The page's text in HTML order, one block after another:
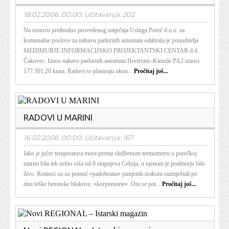
18.02.2006. 00:00; Učitavanja: 202
Na osnovu prethodno provedenog natječaja Usluga Poreč d.o.o. za
komunalne poslove za nabavu parkirnih automata odabrala je ponuditelja
MEĐIMURJE INFORMACIJSKO PROJEKTANTSKI CENTAR d.d.
Čakovec. Iznos nabave parkirnih automata Hectronic-Kienzle PA2 iznosi
177.301,20 kuna. Radovi se planiraju okon... Pročitaj još...
RADOVI U MARINI
16.02.2006. 00:00; Učitavanja: 167
Iako je jučer temperatura mora prema službenom termometru u porečkoj
marini bila tek nešto viša od 8 stupnjeva Celzija, u njenom je podmorju bilo
živo. Ronioci su uz pomoć »padobrana« punjenih zrakom razmještali po
dnu teške betonske blokove, »korpomorte«. Oni se pot... Pročitaj još...